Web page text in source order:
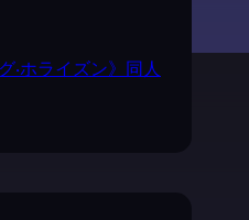
·ホライズン》同人